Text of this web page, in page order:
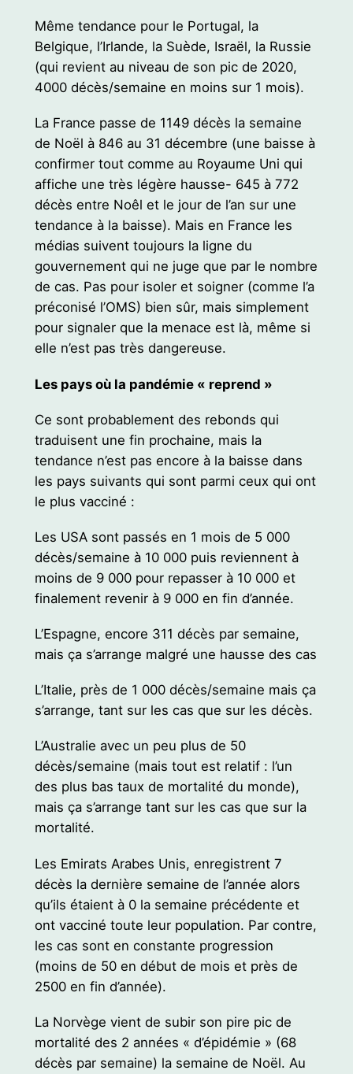
Même tendance pour le Portugal, la
Belgique, l’Irlande, la Suède, Israël, la Russie
(qui revient au niveau de son pic de 2020,
4000 décès/semaine en moins sur 1 mois).
La France passe de 1149 décès la semaine
de Noël à 846 au 31 décembre (une baisse à
confirmer tout comme au Royaume Uni qui
affiche une très légère hausse- 645 à 772
décès entre Noêl et le jour de l’an sur une
tendance à la baisse). Mais en France les
médias suivent toujours la ligne du
gouvernement qui ne juge que par le nombre
de cas. Pas pour isoler et soigner (comme l’a
préconisé l’OMS) bien sûr, mais simplement
pour signaler que la menace est là, même si
elle n’est pas très dangereuse.
Les pays où la pandémie « reprend »
Ce sont probablement des rebonds qui
traduisent une fin prochaine, mais la
tendance n’est pas encore à la baisse dans
les pays suivants qui sont parmi ceux qui ont
le plus vacciné :
Les USA sont passés en 1 mois de 5 000
décès/semaine à 10 000 puis reviennent à
moins de 9 000 pour repasser à 10 000 et
finalement revenir à 9 000 en fin d’année.
L’Espagne, encore 311 décès par semaine,
mais ça s’arrange malgré une hausse des cas
L’Italie, près de 1 000 décès/semaine mais ça
s’arrange, tant sur les cas que sur les décès.
L’Australie avec un peu plus de 50
décès/semaine (mais tout est relatif : l’un
des plus bas taux de mortalité du monde),
mais ça s’arrange tant sur les cas que sur la
mortalité.
Les Emirats Arabes Unis, enregistrent 7
décès la dernière semaine de l’année alors
qu’ils étaient à 0 la semaine précédente et
ont vacciné toute leur population. Par contre,
les cas sont en constante progression
(moins de 50 en début de mois et près de
2500 en fin d’année).
La Norvège vient de subir son pire pic de
mortalité des 2 années « d’épidémie » (68
décès par semaine) la semaine de Noël. Au